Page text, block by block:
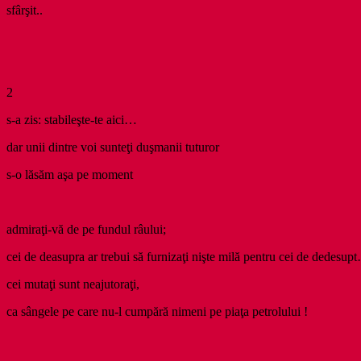
sfârşit..
2
s-a zis: stabileşte-te aici…
dar unii dintre voi sunteţi duşmanii tuturor
s-o lăsăm aşa pe moment
admiraţi-vă de pe fundul râului;
cei de deasupra ar trebui să furnizaţi nişte milă pentru cei de
cei mutaţi sunt neajutoraţi,
ca sângele pe care nu-l cumpără nimeni pe piaţa petrolului !